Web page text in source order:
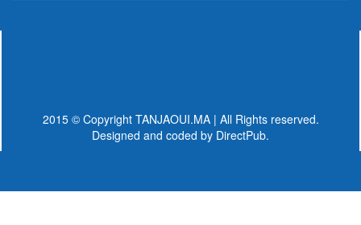
2015 © Copyright TANJAOUI.MA | All Rights reserved.
Designed and coded by DirectPub.